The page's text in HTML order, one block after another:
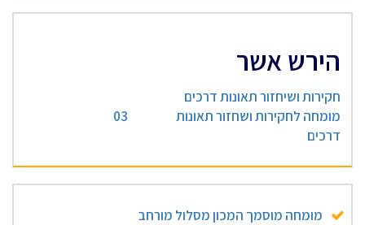
הירש אשר
חקירות ושיחזור תאונות דרכים
מומחה לחקירות ושחזור תאונות
דרכים
03
מומחה מוסמך המכון מסלול מורחב